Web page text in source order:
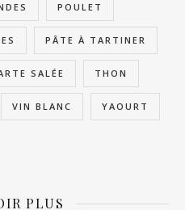
POULET
PÂTE À TARTINER
SALÉE THON
VIN BLANC YAOURT
PLUS